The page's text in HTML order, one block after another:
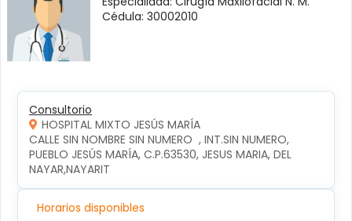
Cédula: 30002010
Consultorio
HOSPITAL MIXTO JESÚS MARÍA
CALLE SIN NOMBRE SIN NUMERO  , INT.SIN NUMERO,
PUEBLO JESÚS MARÍA, C.P.63530, JESUS MARIA, DEL
NAYAR,NAYARIT
Horarios disponibles